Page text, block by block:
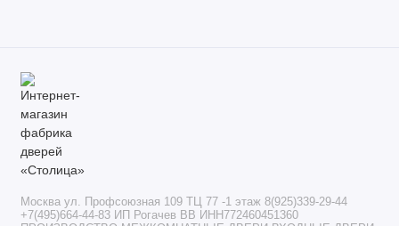
Москва ул. Профсоюзная 109 ТЦ 77 -1 этаж 8(925)339-29-44
+7(495)664-44-83 ИП Рогачев ВВ ИНН772460451360